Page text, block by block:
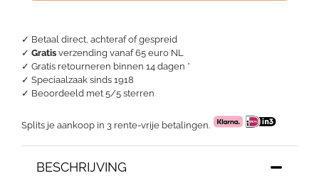
✓ Betaal direct, achteraf of gespreid
✓ Gratis verzending vanaf 65 euro NL
✓ Gratis retourneren binnen 14 dagen *
✓ Speciaalzaak sinds 1918
✓ Beoordeeld met 5/5 sterren
Splits je aankoop in 3 rente-vrije betalingen.
BESCHRIJVING
aantal